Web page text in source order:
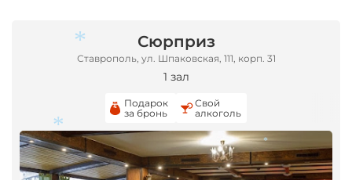
Сюрприз
Ставрополь, ул. Шпаковская, 111, корп. 31
1 зал
Подарок
за бронь
Свой
алкоголь
*